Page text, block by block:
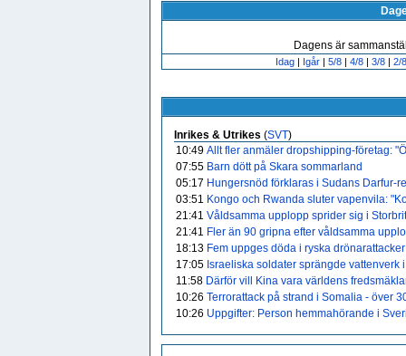
Dagens är
Idag| Igår| 5/8| 4/8| 3/8| 2/8
Inrikes & Utrikes (SVT)
10:49 Allt fler anmäler dropshipping-företag:
07:55 Barn dött på Skara sommarland
05:17 Hungersnöd förklaras i Sudans Darfur-
03:51 Kongo och Rwanda sluter vapenvila:
21:41 Våldsamma upplopp sprider sig i
21:41 Fler än 90 gripna efter våldsamma
18:13 Fem uppges döda i ryska drönarattacker
17:05 Israeliska soldater sprängde vattenverk
11:58 Därför vill Kina vara världens
10:26 Terrorattack på strand i Somalia - över
10:26 Uppgifter: Person hemmahörande i